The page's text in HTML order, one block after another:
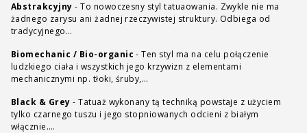
Abstrakcyjny - To nowoczesny styl tatuaowania. Zwykle nie ma
żadnego zarysu ani żadnej rzeczywistej struktury. Odbiega od
tradycyjnego…
Biomechanic / Bio-organic - Ten styl ma na celu połączenie
ludzkiego ciała i wszystkich jego krzywizn z elementami
mechanicznymi np. tłoki, śruby,…
Black & Grey - Tatuaż wykonany tą techniką powstaje z użyciem
tylko czarnego tuszu i jego stopniowanych odcieni z białym
włącznie.…